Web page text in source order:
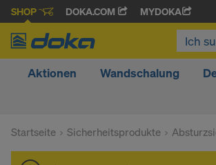
SHOP DOKA.COM MYDOKA
Aktionen Wandschalung
Startseite Sicherheitsprodukte